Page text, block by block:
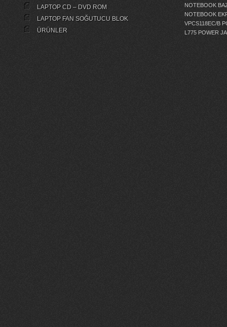
LAPTOP CD – DVD ROM
LAPTOP FAN SOĞUTUCU BLOK
ÜRÜNLER
NOTEBOOK
NOTEBOOK
VPCS118EC/B
L775 POWER